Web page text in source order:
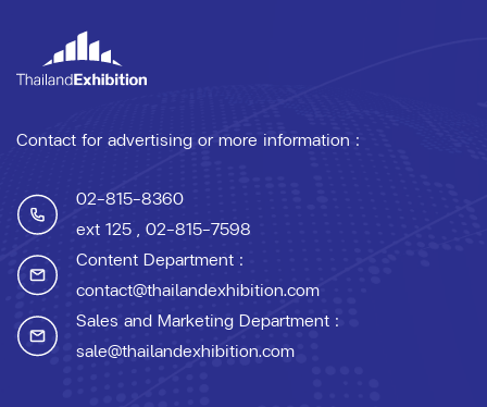
Contact for advertising or more information :
02-815-8360
ext 125 , 02-815-7598
Content Department :
contact@thailandexhibition.com
Sales and Marketing Department :
sale@thailandexhibition.com